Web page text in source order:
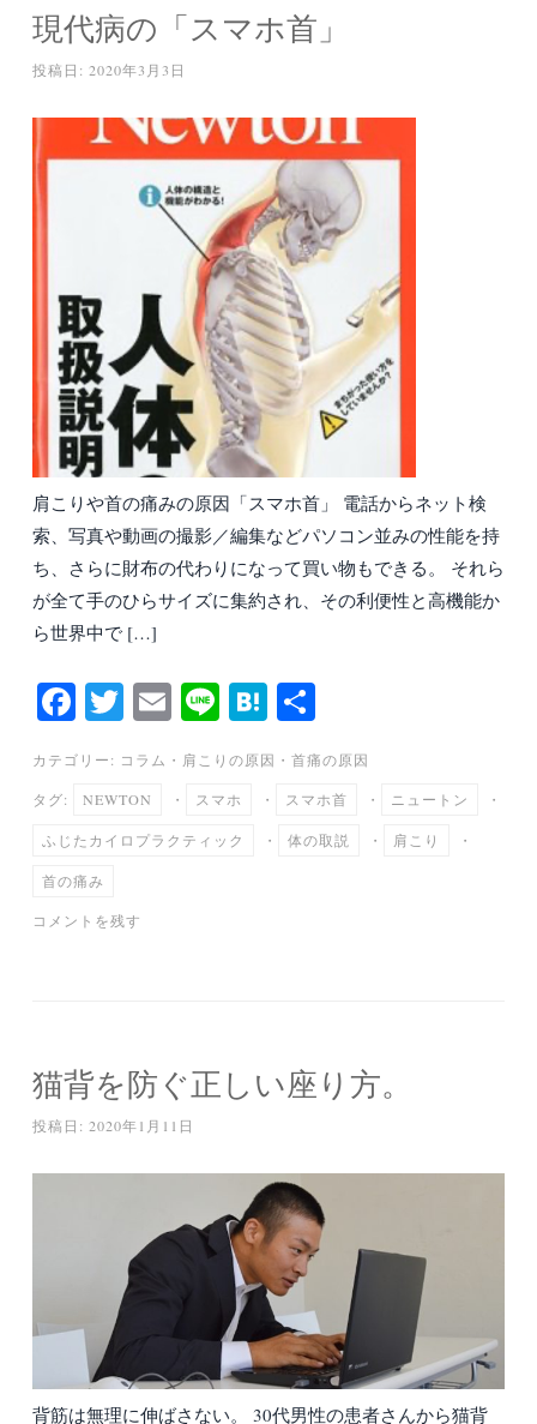
現代病の「スマホ首」
投稿日: 2020年3月3日
肩こりや首の痛みの原因「スマホ首」 電話からネット検
索、写真や動画の撮影／編集などパソコン並みの性能を持
ち、さらに財布の代わりになって買い物もできる。 それら
が全て手のひらサイズに集約され、その利便性と高機能か
ら世界中で […]
Fa
ce
bo
ok
T
tte
r
E
m
ail
Li
ne
H
at
en
a
有
カテゴリー: コラム ・ 肩こりの原因 ・ 首痛の原因
タグ: NEWTON ・ スマホ ・ スマホ首 ・ ニュートン ・
ふじたカイロプラクティック ・ 体の取説 ・ 肩こり ・
首の痛み
コメントを残す
猫背を防ぐ正しい座り方。
投稿日: 2020年1月11日
背筋は無理に伸ばさない。 30代男性の患者さんから猫背